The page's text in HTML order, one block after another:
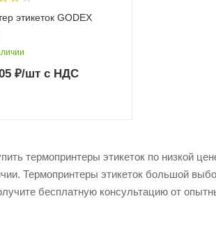
этикеток GODEX
₽/штс НДС
термопринтеры этикеток по низкой
Термопринтеры этикеток большой
бесплатную консультацию от